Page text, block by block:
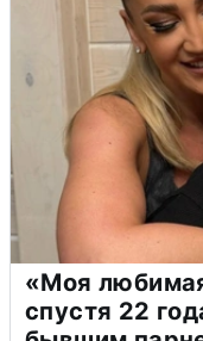
«Моя
спустя 22